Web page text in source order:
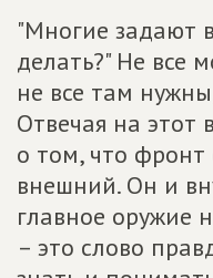
"Многие задают
делать?" Не все
не все там
Отвечая на этот
о том, что фронт
внешний. Он и
главное оружие
– это слово